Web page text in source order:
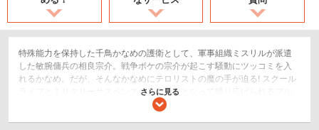
特殊能力を保持した千鳥かなめの護衛として、軍事組織ミスリルが派遣
した敏腕傭兵の相良宗介。戦争ボケの宗介が起こす騒動にツッコミを入
れるかなめ。だが、そんなかなめにテロリストの魔の手が迫る! スクール
ライフとミリタリーサスペンスが表裏一体となって繰り広げられるフル
メタ・ワールド、満を持して再展開!!
ロボット/メカ
さらに見る